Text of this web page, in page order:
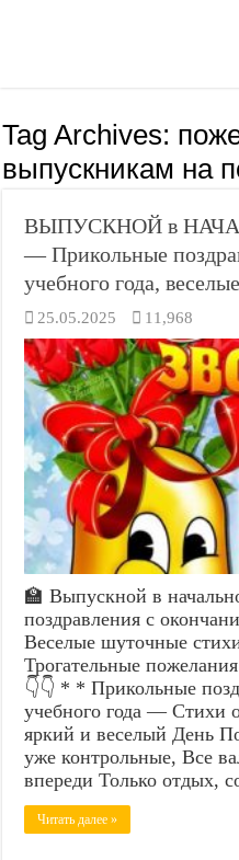
Tag Archives:
выпускникам на
ВЫПУСКНОЙ в
— Прикольные
учебного года,
25.05.2025 11,968
🏫 Выпускной в
поздравления с
Веселые шуточные
Трогательные
👇👇 * * Прикольные
учебного года — Стихи
яркий и веселый День
уже контрольные, Все
впереди Только отдых,
Читать далее »